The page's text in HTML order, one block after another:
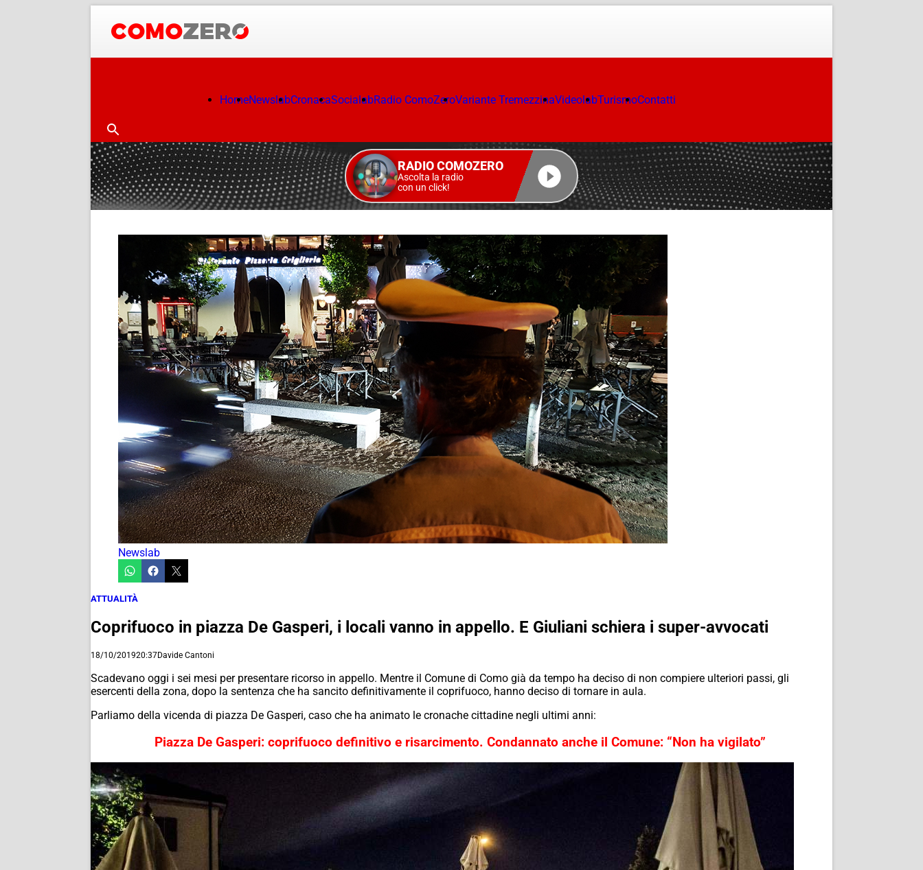
HomeNewslabCronacaSocialabRadio ComoZeroVariante TremezzinaVideolabTurismoContatti
RADIO COMOZERO
Ascolta la radio
con un click!
Newslab
ATTUALITÀ
Coprifuoco in piazza De Gasperi, i locali vanno in appello. E Giuliani schiera i super-avvocati
18/10/201920:37Davide Cantoni
Scadevano oggi i sei mesi per presentare ricorso in appello. Mentre il Comune di Como già da tempo ha deciso di non compiere ulteriori passi, gli
esercenti della zona, dopo la sentenza che ha sancito definitivamente il coprifuoco, hanno deciso di tornare in aula.
Parliamo della vicenda di piazza De Gasperi, caso che ha animato le cronache cittadine negli ultimi anni:
Piazza De Gasperi: coprifuoco definitivo e risarcimento. Condannato anche il Comune: “Non ha vigilato”